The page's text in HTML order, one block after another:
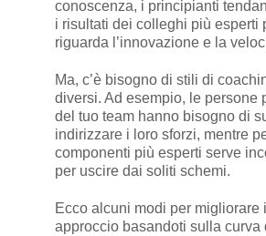
conoscenza, i principianti
i risultati dei colleghi più esperti
riguarda l’innovazione e la
Ma, c’è bisogno di stili di
diversi. Ad esempio, le persone
del tuo team hanno bisogno di
indirizzare i loro sforzi, mentre
componenti più esperti serve
per uscire dai soliti schemi.
Ecco alcuni modi per migliorare
approccio basandoti sulla curva